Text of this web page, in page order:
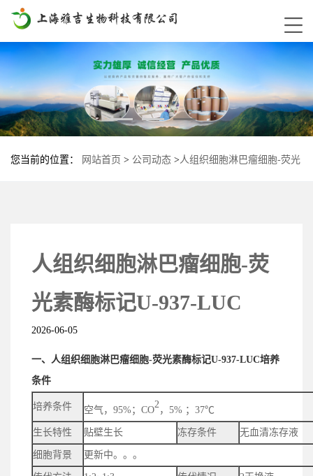
您当前的位置： 网站首页 > 公司动态 >人组织细胞淋巴瘤细胞-荧光
人组织细胞淋巴瘤细胞-荧
光素酶标记U-937-LUC
2026-06-05
一、人组织细胞淋巴瘤细胞-荧光素酶标记U-937-LUC培养
条件
培养条件 空气，95%；CO
2
，5% ；37℃
生长特性 贴壁生长 冻存条件 无血清冻存液
细胞背景 更新中。。。